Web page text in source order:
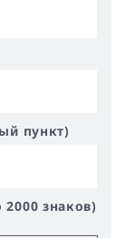
пункт)
знаков)